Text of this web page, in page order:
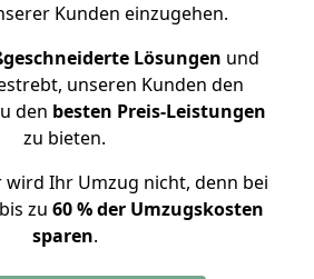
Kunden einzugehen.
Lösungen und
unseren Kunden den
den besten Preis-Leistungen
zu bieten.
Ihr Umzug nicht, denn bei
zu 60 % der Umzugskosten
sparen.